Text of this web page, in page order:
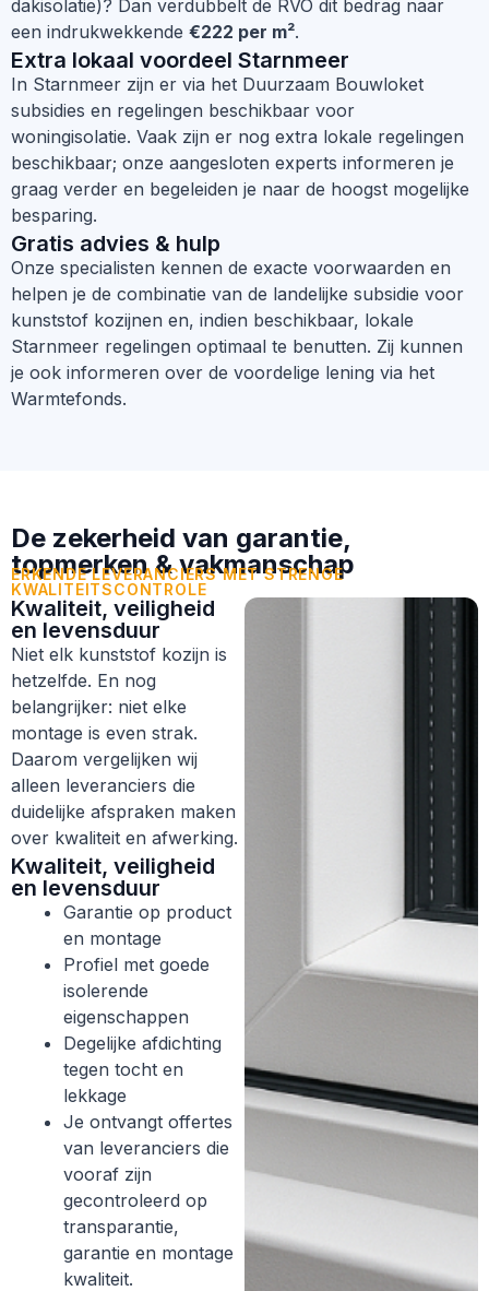
dakisolatie)? Dan verdubbelt de RVO dit bedrag naar
een indrukwekkende €222 per m².
Extra lokaal voordeel Starnmeer
In Starnmeer zijn er via het Duurzaam Bouwloket
subsidies en regelingen beschikbaar voor
woningisolatie. Vaak zijn er nog extra lokale regelingen
beschikbaar; onze aangesloten experts informeren je
graag verder en begeleiden je naar de hoogst mogelijke
besparing.
Gratis advies & hulp
Onze specialisten kennen de exacte voorwaarden en
helpen je de combinatie van de landelijke subsidie voor
kunststof kozijnen en, indien beschikbaar, lokale
Starnmeer regelingen optimaal te benutten. Zij kunnen
je ook informeren over de voordelige lening via het
Warmtefonds.
De zekerheid van garantie,
topmerken & vakmanschap
ERKENDE LEVERANCIERS MET STRENGE
KWALITEITSCONTROLE
Kwaliteit, veiligheid
en levensduur
Niet elk kunststof kozijn is
hetzelfde. En nog
belangrijker: niet elke
montage is even strak.
Daarom vergelijken wij
alleen leveranciers die
duidelijke afspraken maken
over kwaliteit en afwerking.
Kwaliteit, veiligheid
en levensduur
Garantie op product
en montage
Profiel met goede
isolerende
eigenschappen
Degelijke afdichting
tegen tocht en
lekkage
Je ontvangt offertes
van leveranciers die
vooraf zijn
gecontroleerd op
transparantie,
garantie en montage
kwaliteit.